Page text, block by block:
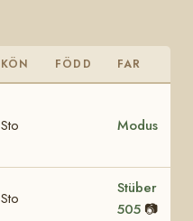
KÖN FÖDD FAR
Sto Modus
Sto
Stüber
505 📷